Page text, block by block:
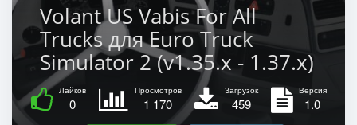
Volant US Vabis For All
Trucks для Euro Truck
Simulator 2 (v1.35.x - 1.37.x)
Лайков
0
Просмотров
1 170
Загрузок
459
Версия
1.0